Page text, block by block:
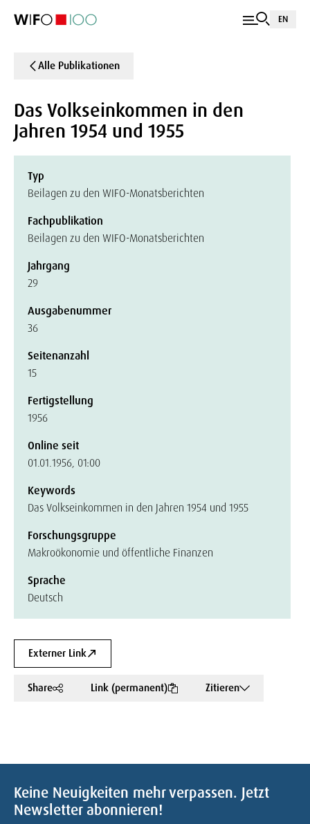
EN
Alle Publikationen
Das Volkseinkommen in den
Jahren 1954 und 1955
Typ
Beilagen zu den WIFO-Monatsberichten
Fachpublikation
Beilagen zu den WIFO-Monatsberichten
Jahrgang
29
Ausgabenummer
36
Seitenanzahl
15
Fertigstellung
1956
Online seit
01.01.1956, 01:00
Keywords
Das Volkseinkommen in den Jahren 1954 und 1955
Forschungsgruppe
Makroökonomie und öffentliche Finanzen
Sprache
Deutsch
Externer Link
Share Link (permanent) Zitieren
Keine Neuigkeiten mehr verpassen. Jetzt
Newsletter abonnieren!